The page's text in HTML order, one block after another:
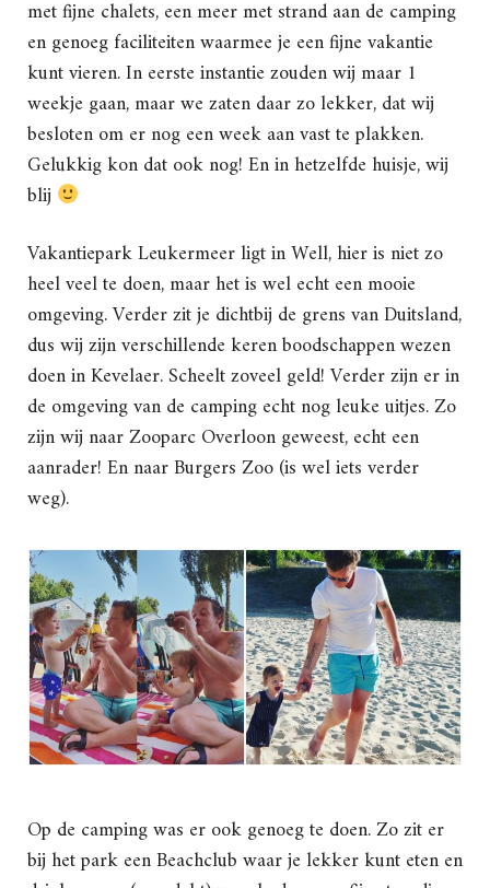
met fijne chalets, een meer met strand aan de camping
en genoeg faciliteiten waarmee je een fijne vakantie
kunt vieren. In eerste instantie zouden wij maar 1
weekje gaan, maar we zaten daar zo lekker, dat wij
besloten om er nog een week aan vast te plakken.
Gelukkig kon dat ook nog! En in hetzelfde huisje, wij
blij
Vakantiepark Leukermeer ligt in Well, hier is niet zo
heel veel te doen, maar het is wel echt een mooie
omgeving. Verder zit je dichtbij de grens van Duitsland,
dus wij zijn verschillende keren boodschappen wezen
doen in Kevelaer. Scheelt zoveel geld! Verder zijn er in
de omgeving van de camping echt nog leuke uitjes. Zo
zijn wij naar Zooparc Overloon geweest, echt een
aanrader! En naar Burgers Zoo (is wel iets verder
weg).
Op de camping was er ook genoeg te doen. Zo zit er
bij het park een Beachclub waar je lekker kunt eten en